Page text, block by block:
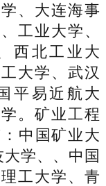
、大连海事
工业大学、
西北工业大
大学、武汉
平易近航大
。矿业工程
中国矿业大
学、、中国
工大学、青